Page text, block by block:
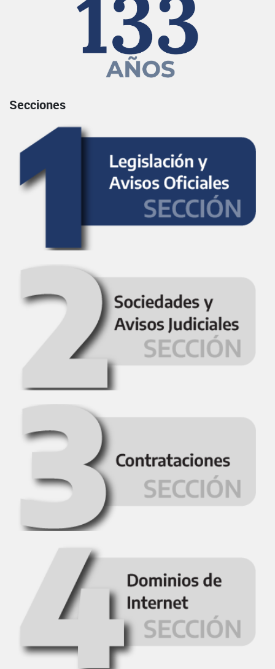
Secciones